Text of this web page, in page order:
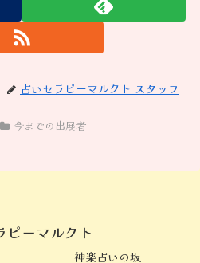
占いセラピーマルクト スタッフ
今までの出展者
ピーマルクト
神楽占いの坂